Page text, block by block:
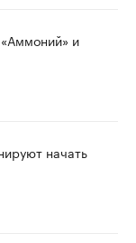
и
начать